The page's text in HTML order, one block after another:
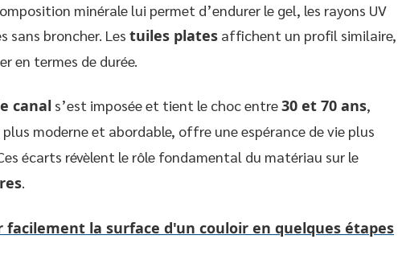
minérale lui permet d’endurer le gel, les rayons UV
sans broncher. Les tuiles plates affichent un profil similaire,
en termes de durée.
canal s’est imposée et tient le choc entre30 et 70 ans,
plus moderne et abordable, offre une espérance de vie plus
écarts révèlent le rôle fondamental du matériau sur le
.
facilement la surface d'un couloir en quelques étapes